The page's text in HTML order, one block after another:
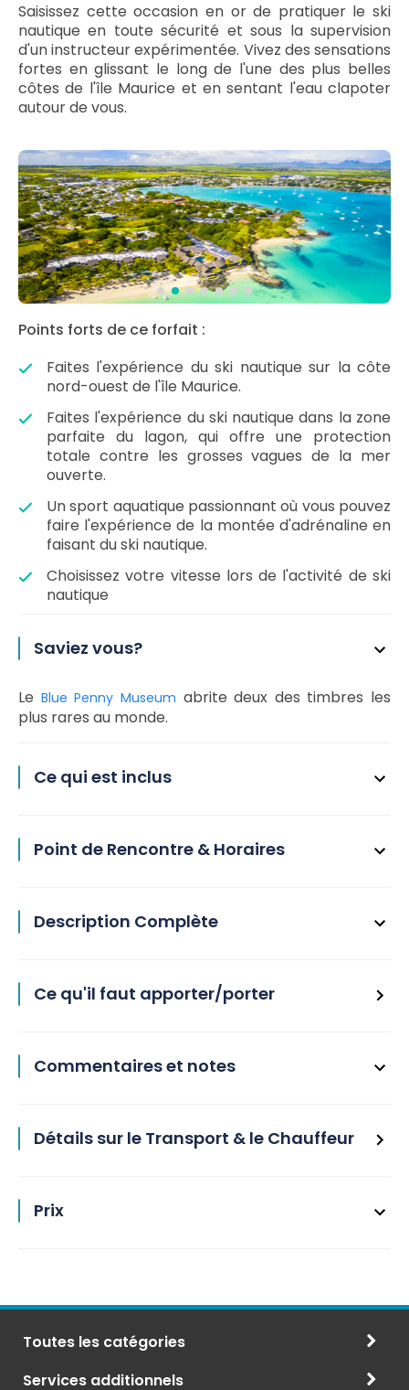
Saisissez cette occasion en or de pratiquer le ski
nautique en toute sécurité et sous la supervision
d'un instructeur expérimentée. Vivez des sensations
fortes en glissant le long de l'une des plus belles
côtes de l'île Maurice et en sentant l'eau clapoter
autour de vous.
Points forts de ce forfait :
Faites l'expérience du ski nautique sur la côte
nord-ouest de l'île Maurice.
Faites l'expérience du ski nautique dans la zone
parfaite du lagon, qui offre une protection
totale contre les grosses vagues de la mer
ouverte.
Un sport aquatique passionnant où vous pouvez
faire l'expérience de la montée d'adrénaline en
faisant du ski nautique.
Choisissez votre vitesse lors de l'activité de ski
nautique
Saviez vous?
Le Blue Penny Museum abrite deux des timbres les
plus rares au monde.
Ce qui est inclus
Point de Rencontre & Horaires
Description Complète
Ce qu'il faut apporter/porter
Commentaires et notes
Détails sur le Transport & le Chauffeur
Prix
Toutes les catégories
Services additionnels